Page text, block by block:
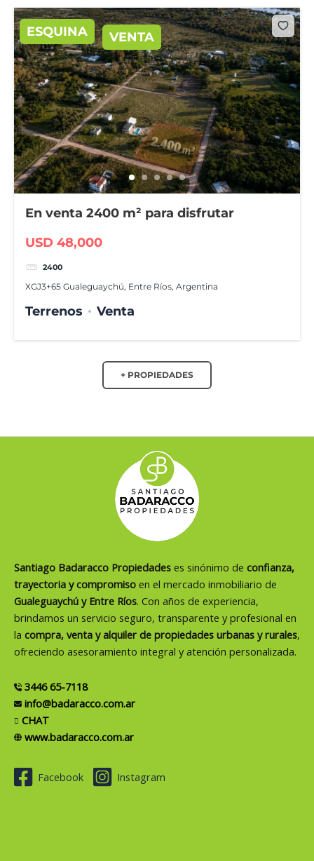
ESQUINA VENTA
En venta 2400 m² para disfrutar
USD 48,000
2400
XGJ3+65 Gualeguaychú, Entre Ríos, Argentina
Terrenos Venta
+ PROPIEDADES
Santiago Badaracco Propiedades es sinónimo de confianza,
trayectoria y compromiso en el mercado inmobiliario de
Gualeguaychú y Entre Ríos. Con años de experiencia,
brindamos un servicio seguro, transparente y profesional en
la compra, venta y alquiler de propiedades urbanas y rurales,
ofreciendo asesoramiento integral y atención personalizada.
3446 65-7118
info@badaracco.com.ar
CHAT
www.badaracco.com.ar
Facebook Instagram